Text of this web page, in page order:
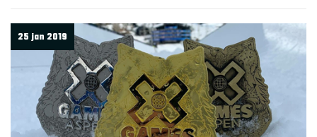
25 jan 2019